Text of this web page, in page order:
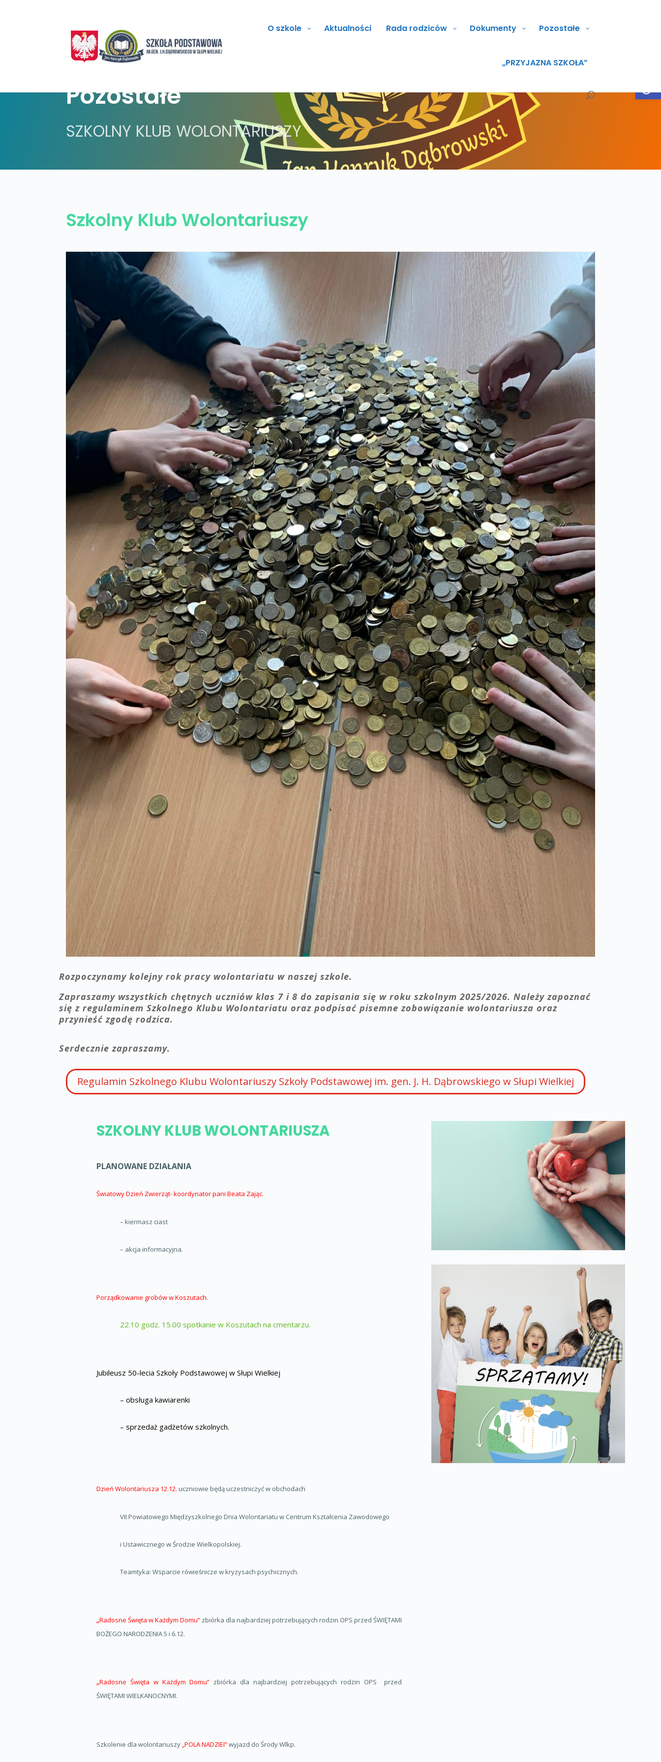
O szkole Aktualności Rada rodziców Dokumenty Pozostałe
„PRZYJAZNA SZKOŁA”
Pozostałe
SZKOLNY KLUB WOLONTARIUSZY
Szkolny Klub Wolontariuszy
Rozpoczynamy kolejny rok pracy wolontariatu w naszej szkole.
Zapraszamy wszystkich chętnych uczniów klas 7 i 8 do zapisania się w roku szkolnym 2025/2026. Należy zapoznać
się z regulaminem Szkolnego Klubu Wolontariatu oraz podpisać pisemne zobowiązanie wolontariusza oraz
przynieść zgodę rodzica.
Serdecznie zapraszamy.
Regulamin Szkolnego Klubu Wolontariuszy Szkoły Podstawowej im. gen. J. H. Dąbrowskiego w Słupi Wielkiej
SZKOLNY KLUB WOLONTARIUSZA
PLANOWANE DZIAŁANIA
Światowy Dzień Zwierząt- koordynator pani Beata Zając.
– kiermasz ciast
– akcja informacyjna.
Porządkowanie grobów w Koszutach.
22.10 godz. 15.00 spotkanie w Koszutach na cmentarzu.
Jubileusz 50-lecia Szkoły Podstawowej w Słupi Wielkiej
– obsługa kawiarenki
– sprzedaż gadżetów szkolnych.
Dzień Wolontariusza 12.12. uczniowie będą uczestniczyć w obchodach
VII Powiatowego Międzyszkolnego Dnia Wolontariatu w Centrum Kształcenia Zawodowego
i Ustawicznego w Środzie Wielkopolskiej.
Teamtyka: Wsparcie rówieśnicze w kryzysach psychicznych.
„Radosne Święta w Każdym Domu” zbiórka dla najbardziej potrzebujących rodzin OPS przed ŚWIĘTAMI
BOŻEGO NARODZENIA 5 i 6.12.
„Radosne Święta w Każdym Domu” zbiórka dla najbardziej potrzebujących rodzin OPS przed
ŚWIĘTAMI WIELKANOCNYMI.
Szkolenie dla wolontariuszy „POLA NADZIEI”wyjazd do Środy Wlkp.